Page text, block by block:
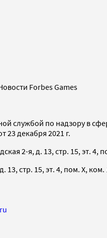
Forbes Games
службой по надзору в
23 декабря 2021 г.
2-я, д. 13, стр. 15, эт. 4,
стр. 15, эт. 4, пом. X, ком.